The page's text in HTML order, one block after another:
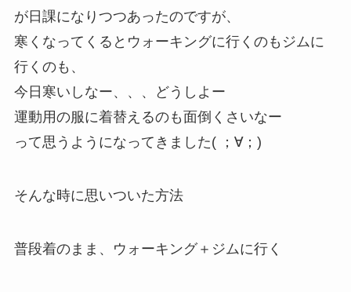
が日課になりつつあったのですが、
寒くなってくるとウォーキングに行くのもジムに
行くのも、
今日寒いしなー、、、どうしよー
運動用の服に着替えるのも面倒くさいなー
って思うようになってきました( ；∀；)
そんな時に思いついた方法
普段着のまま、ウォーキング＋ジムに行く